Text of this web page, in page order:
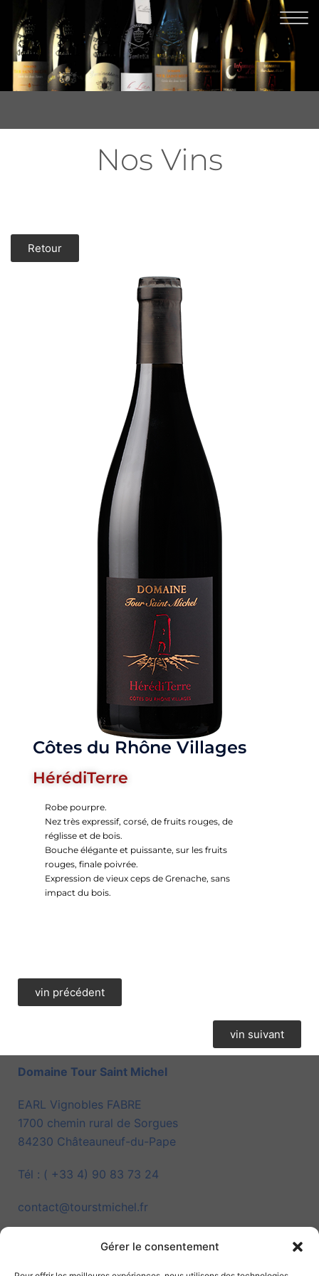
Gérer le consentement
Nos Vins
Retour
Côtes du Rhône Villages
HérédiTerre
Robe pourpre.
Nez très expressif, corsé, de fruits rouges, de
réglisse et de bois.
Bouche élégante et puissante, sur les fruits
rouges, finale poivrée.
Expression de vieux ceps de Grenache, sans
impact du bois.
vin précédent
vin suivant
Domaine Tour Saint Michel
EARL Vignobles FABRE
1700 chemin rural de Sorgues
84230 Châteauneuf-du-Pape
Tél : ( +33 4) 90 83 73 24
contact@tourstmichel.fr